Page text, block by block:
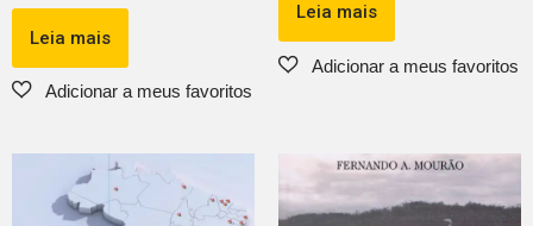
Leia mais
Leia mais